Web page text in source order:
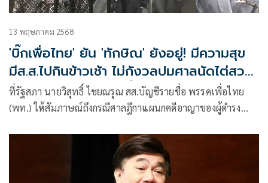
13 พฤษภาคม 2568
'บิ๊กเพื่อไทย' ยัน 'ทักษิณ' ยังอยู่! มีความสุข
มีส.ส.ไปกินข้าวเช้า ไม่กังวลปมศาลนัดไต่สวน
นักโทษเทวดา 13 มิ.ย.นี้
ที่รัฐสภา นายวิสุทธิ์ ไชยณรุณ สส.บัญชีรายชื่อ พรรคเพื่อไทย
(พท.) ให้สัมภาษณ์ถึงกรณีศาลฎีกาแผนกคดีอาญาของผู้ดำรง
รัฐมนตรี ในวันที่ 13 มิ.ย. นี้ ทำให้มีการวิเคราะห์ว่าจะส่งผลกระ